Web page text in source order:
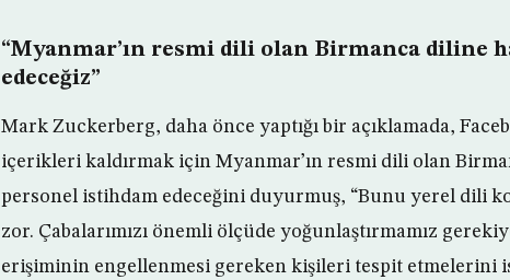
“Myanmar’ın resmi dili olan Birmanca diline
edeceğiz”
Mark Zuckerberg, daha önce yaptığı bir açıklamada,
içerikleri kaldırmak için Myanmar’ın resmi dili olan
personel istihdam edeceğini duyurmuş, “Bunu yerel dili
zor. Çabalarımızı önemli ölçüde yoğunlaştırmamız
erişiminin engellenmesi gereken kişileri tespit etmelerini